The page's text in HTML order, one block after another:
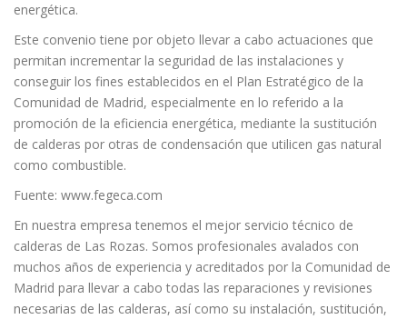
energética.
Este convenio tiene por objeto llevar a cabo actuaciones que
permitan incrementar la seguridad de las instalaciones y
conseguir los fines establecidos en el Plan Estratégico de la
Comunidad de Madrid, especialmente en lo referido a la
promoción de la eficiencia energética, mediante la sustitución
de calderas por otras de condensación que utilicen gas natural
como combustible.
Fuente: www.fegeca.com
En nuestra empresa tenemos el mejor servicio técnico de
calderas de Las Rozas. Somos profesionales avalados con
muchos años de experiencia y acreditados por la Comunidad de
Madrid para llevar a cabo todas las reparaciones y revisiones
necesarias de las calderas, así como su instalación, sustitución,